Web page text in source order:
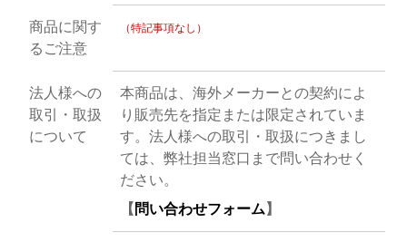
商品に関す
るご注意
（特記事項なし）
法人様への
取引・取扱
について
本商品は、海外メーカーとの契約によ
り販売先を指定または限定されていま
す。法人様への取引・取扱につきまし
ては、弊社担当窓口まで問い合わせく
ださい。
【 問い合わせフォーム 】